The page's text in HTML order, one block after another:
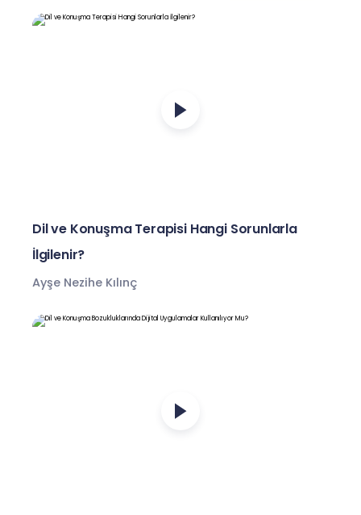
Dil ve Konuşma Terapisi Hangi Sorunlarla
İlgilenir?
Ayşe Nezihe Kılınç